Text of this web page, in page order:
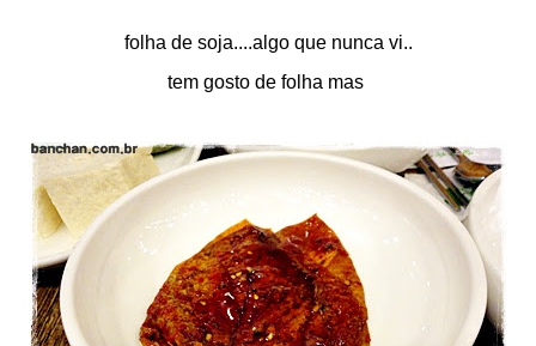
folha de soja....algo que nunca vi..
tem gosto de folha mas